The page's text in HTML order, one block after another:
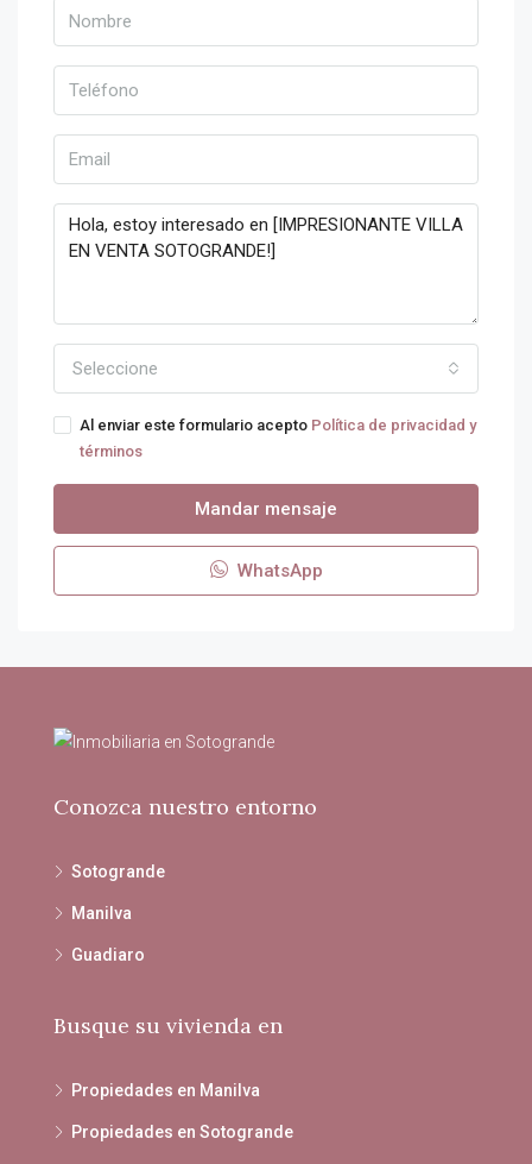
Seleccione
Al enviar este formulario acepto Política de privacidad y
términos
Mandar mensaje
WhatsApp
Conozca nuestro entorno
Sotogrande
Manilva
Guadiaro
Busque su vivienda en
Propiedades en Manilva
Propiedades en Sotogrande